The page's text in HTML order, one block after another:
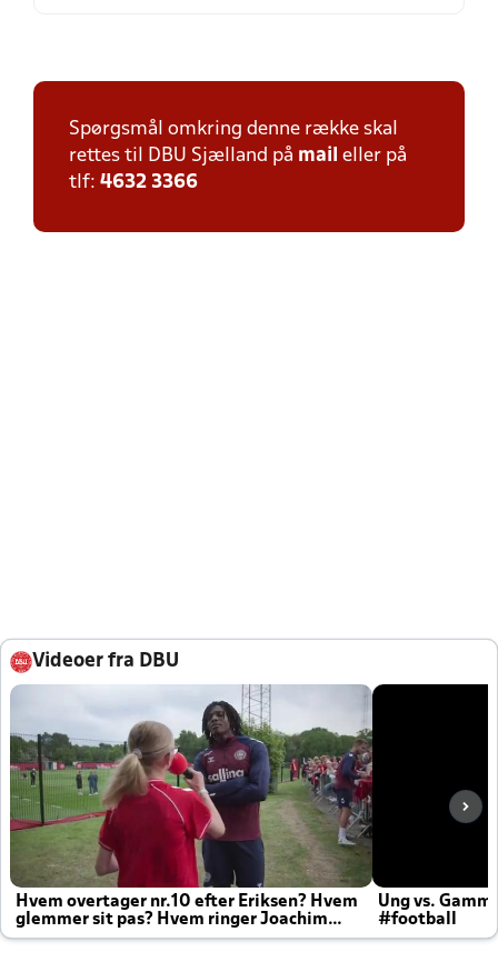
Spørgsmål omkring denne række skal
rettes til DBU Sjælland på mail eller på
tlf: 4632 3366
Videoer fra DBU
Hvem overtager nr.10 efter Eriksen? Hvem
glemmer sit pas? Hvem ringer Joachim
altid til efter kampe?
Ung vs.
#football